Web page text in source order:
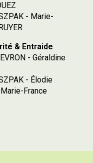
- Marie-
& Entraide
- Géraldine
- Élodie
France